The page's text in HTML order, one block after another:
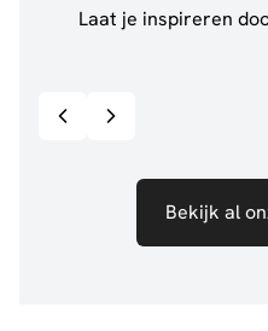
Laat je inspireren
Bekijk al